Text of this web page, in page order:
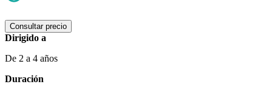
Consultar precio
Dirigido a
De 2 a 4 años
Duración